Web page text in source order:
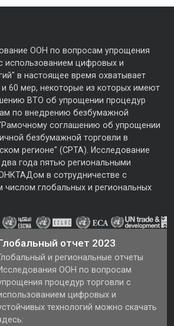
ООН по вопросам упрощения
использованием цифровых и
в настоящее время охватывает
60 мер, некоторые из которых имеют
ВТО об упрощении процедур
по внедрению безбумажной
соглашению об упрощении
безбумажной торговли в
регионе" (CPTA). Исследование
года пятью региональными
в сотрудничестве с
числом глобальных и региональных
отчет 2023
и региональные отчеты
ООН по вопросам
процедур торговли с
цифровых и
технологий можно скачать